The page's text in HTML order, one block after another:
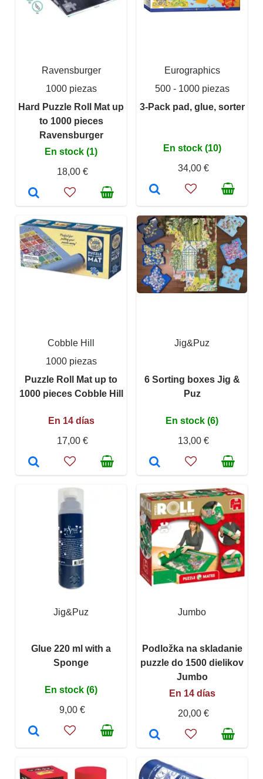
Ravensburger
1000 piezas
Hard Puzzle Roll Mat up
to 1000 pieces
Ravensburger
En stock (1)
18,00 €
Eurographics
500 - 1000 piezas
3-Pack pad, glue, sorter
En stock (10)
34,00 €
Cobble Hill
1000 piezas
Puzzle Roll Mat up to
1000 pieces Cobble Hill
En 14 días
17,00 €
Jig&Puz
6 Sorting boxes Jig &
Puz
En stock (6)
13,00 €
Jig&Puz
Glue 220 ml with a
Sponge
En stock (6)
9,00 €
Jumbo
Podložka na skladanie
puzzle do 1500 dielikov
Jumbo
En 14 días
20,00 €